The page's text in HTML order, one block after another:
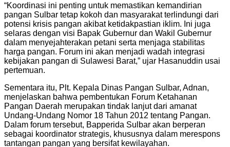
“Koordinasi ini penting untuk memastikan kemandirian
pangan Sulbar tetap kokoh dan masyarakat terlindungi dari
potensi krisis pangan akibat ketidakpastian iklim. Ini juga
selaras dengan visi Bapak Gubernur dan Wakil Gubernur
dalam menyejahterakan petani serta menjaga stabilitas
harga pangan. Forum ini akan menjadi wadah integrasi
kebijakan pangan di Sulawesi Barat,” ujar Hasanuddin usai
pertemuan.
Sementara itu, Plt. Kepala Dinas Pangan Sulbar, Adnan,
menjelaskan bahwa pembentukan Forum Ketahanan
Pangan Daerah merupakan tindak lanjut dari amanat
Undang-Undang Nomor 18 Tahun 2012 tentang Pangan.
Dalam forum tersebut, Bapperida Sulbar akan berperan
sebagai koordinator strategis, khususnya dalam merespons
tantangan pangan yang bersifat kewilayahan.